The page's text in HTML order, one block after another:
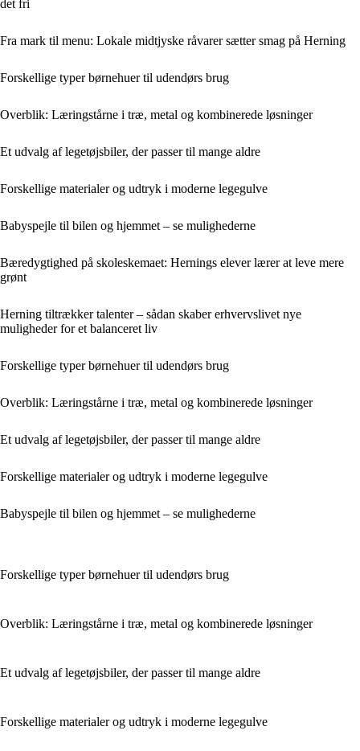
det fri
Fra mark til menu: Lokale midtjyske råvarer sætter smag på Herning
Forskellige typer børnehuer til udendørs brug
Overblik: Læringstårne i træ, metal og kombinerede løsninger
Et udvalg af legetøjsbiler, der passer til mange aldre
Forskellige materialer og udtryk i moderne legegulve
Babyspejle til bilen og hjemmet – se mulighederne
Bæredygtighed på skoleskemaet: Hernings elever lærer at leve mere
grønt
Herning tiltrækker talenter – sådan skaber erhvervslivet nye
muligheder for et balanceret liv
Forskellige typer børnehuer til udendørs brug
Overblik: Læringstårne i træ, metal og kombinerede løsninger
Et udvalg af legetøjsbiler, der passer til mange aldre
Forskellige materialer og udtryk i moderne legegulve
Babyspejle til bilen og hjemmet – se mulighederne
Forskellige typer børnehuer til udendørs brug
Overblik: Læringstårne i træ, metal og kombinerede løsninger
Et udvalg af legetøjsbiler, der passer til mange aldre
Forskellige materialer og udtryk i moderne legegulve